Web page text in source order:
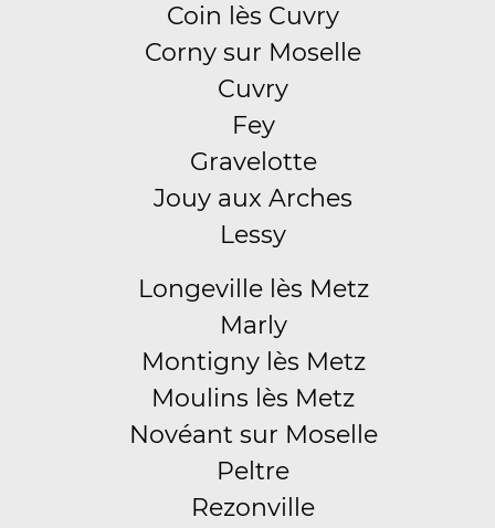
Coin lès Cuvry
Corny sur Moselle
Cuvry
Fey
Gravelotte
Jouy aux Arches
Lessy
Longeville lès Metz
Marly
Montigny lès Metz
Moulins lès Metz
Novéant sur Moselle
Peltre
Rezonville